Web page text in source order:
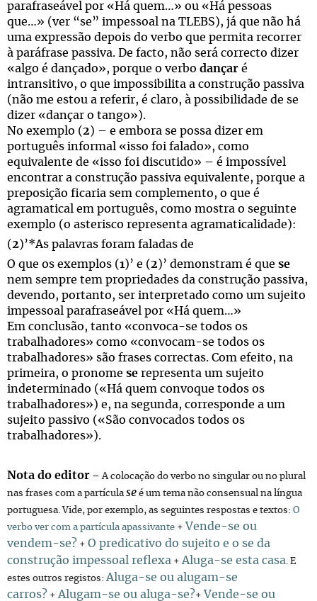
parafraseável por «Há quem…» ou «Há pessoas
que…» (ver “se” impessoal na TLEBS), já que não há
uma expressão depois do verbo que permita recorrer
à paráfrase passiva. De facto, não será correcto dizer
«algo é dançado», porque o verbo dançar é
intransitivo, o que impossibilita a construção passiva
(não me estou a referir, é claro, à possibilidade de se
dizer «dançar o tango»).
No exemplo (2) – e embora se possa dizer em
português informal «isso foi falado», como
equivalente de «isso foi discutido» – é impossível
encontrar a construção passiva equivalente, porque a
preposição ficaria sem complemento, o que é
agramatical em português, como mostra o seguinte
exemplo (o asterisco representa agramaticalidade):
(2)’*As palavras foram faladas de
O que os exemplos (1)’ e (2)’ demonstram é que se
nem sempre tem propriedades da construção passiva,
devendo, portanto, ser interpretado como um sujeito
impessoal parafraseável por «Há quem…»
Em conclusão, tanto «convoca-se todos os
trabalhadores» como «convocam-se todos os
trabalhadores» são frases correctas. Com efeito, na
primeira, o pronome se representa um sujeito
indeterminado («Há quem convoque todos os
trabalhadores») e, na segunda, corresponde a um
sujeito passivo («São convocados todos os
trabalhadores»).
Nota do editor – A colocação do verbo no singular ou no plural
nas frases com a partícula se é um tema não consensual na língua
portuguesa. Vide, por exemplo, as seguintes respostas e textos: O
verbo ver com a partícula apassivante + Vende-se ou
vendem-se? + O predicativo do sujeito e o se da
construção impessoal reflexa +Aluga-se esta casa. E
estes outros registos:Aluga-se ou alugam-se
carros? +Alugam-se ou aluga-se?+ Vende-se ou